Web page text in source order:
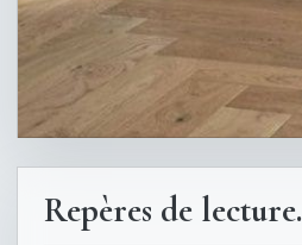
Repères de lecture.